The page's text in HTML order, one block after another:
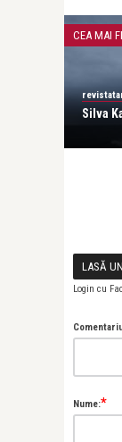
CEA MAI
Silva
LASĂ
Login cu
Nume:*